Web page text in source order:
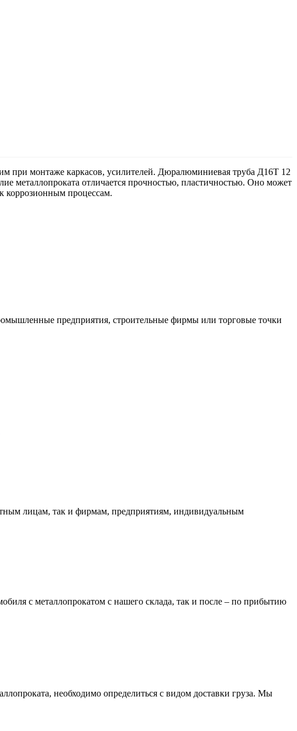
при монтаже каркасов, усилителей. Дюралюминиевая труба Д16Т 12
металлопроката отличается прочностью, пластичностью. Оно может
коррозионным процессам.
предприятия, строительные фирмы или торговые точки
лицам, так и фирмам, предприятиям, индивидуальным
с металлопрокатом с нашего склада, так и после – по прибытию
необходимо определиться с видом доставки груза. Мы